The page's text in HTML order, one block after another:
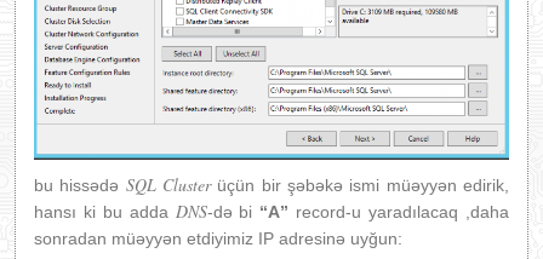
bu hissədə SQL Clusterüçün bir şəbəkə ismi müəyyən edirik,
hansı ki bu adda DNS-də bi “A” record-u yaradılacaq ,daha
sonradan müəyyən etdiyimiz IP adresinə uyğun: